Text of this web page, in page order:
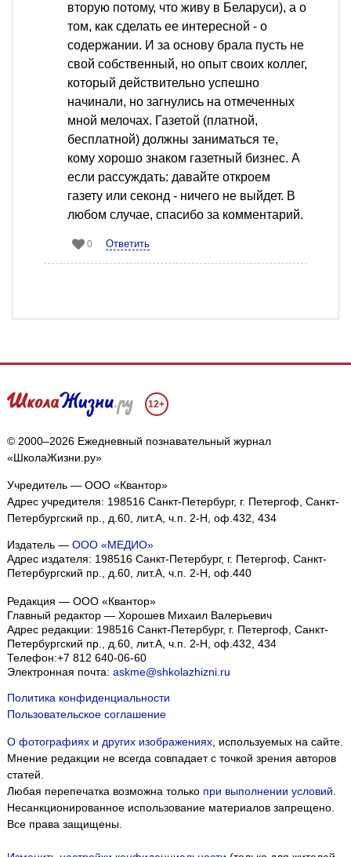
вторую потому, что живу в Беларуси), а о
том, как сделать ее интересной - о
содержании. И за основу брала пусть не
свой собственный, но опыт своих коллег,
который действительно успешно
начинали, но загнулись на отмеченных
мной мелочах. Газетой (платной,
бесплатной) должны заниматься те,
кому хорошо знаком газетный бизнес. А
если рассуждать: давайте откроем
газету или секонд - ничего не выйдет. В
любом случае, спасибо за комментарий.
0 Ответить
12+
© 2000–2026 Ежедневный познавательный журнал
«ШколаЖизни.ру»
Учредитель — ООО «Квантор»
Адрес учредителя: 198516 Санкт-Петербург, г. Петергоф, Санкт-
Петербургский пр., д.60, лит.А, ч.п. 2-Н, оф.432, 434
Издатель — ООО «МЕДИО»
Адрес издателя: 198516 Санкт-Петербург, г. Петергоф, Санкт-
Петербургский пр., д.60, лит.А, ч.п. 2-Н, оф.440
Редакция — ООО «Квантор»
Главный редактор — Хорошев Михаил Валерьевич
Адрес редакции: 198516 Санкт-Петербург, г. Петергоф, Санкт-
Петербургский пр., д.60, лит.А, ч.п. 2-Н, оф.432, 434
Телефон:+7 812 640-06-60
Электронная почта: askme@shkolazhizni.ru
Политика конфиденциальности
Пользовательское соглашение
О фотографиях и других изображениях, используемых на сайте.
Мнение редакции не всегда совпадает с точкой зрения авторов
статей.
Любая перепечатка возможна только при выполнении условий.
Несанкционированное использование материалов запрещено.
Все права защищены.